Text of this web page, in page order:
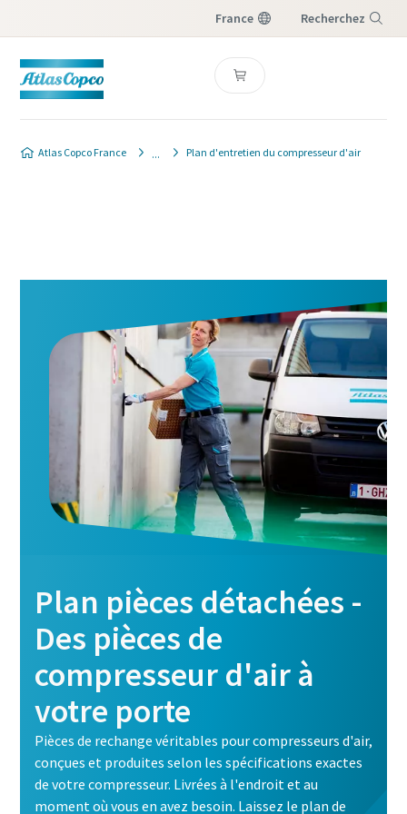
France Recherchez
Atlas Copco France Plan d'entretien du compresseur d'air
Optimisez votre débit d'air avec un contrôleur
central
L'Optimizer 4.0, notre tout nouveau contrôleur central,
stabilise votre installation et réduit vos coûts
Tuyauterie en acier inoxydable pour les
Vous pouvez désormais vous procurer vos tuyaux en acier
inoxydable pour air comprimé directement auprès d'Atlas
Copco. Rationalisez votre processus en faisant appel à un
seul fournisseur.
En savoir plus sur la tuyauterie en acier inoxydable
Plan pièces détachées -
Des pièces de
compresseur d'air à
votre porte
Pièces de rechange véritables pour compresseurs d'air,
conçues et produites selon les spécifications exactes
de votre compresseur. Livrées à l'endroit et au
moment où vous en avez besoin. Laissez le plan de